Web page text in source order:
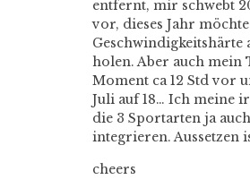
entfernt, mir schwebt
vor, dieses Jahr
holen. Aber auch
Moment ca 12 Std vor
Juli auf 18… Ich meine
die 3 Sportarten ja
integrieren. Aussetzen
cheers